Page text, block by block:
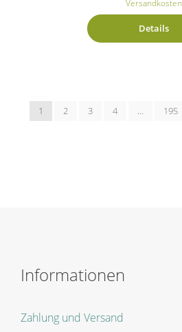
Versandkosten
Details
1 2 3 4 195
Informationen
Zahlung und Versand